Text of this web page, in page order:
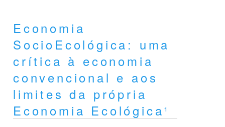
Economia
SocioEcológica: uma
crítica à economia
convencional e aos
limites da própria
Economia Ecológica¹